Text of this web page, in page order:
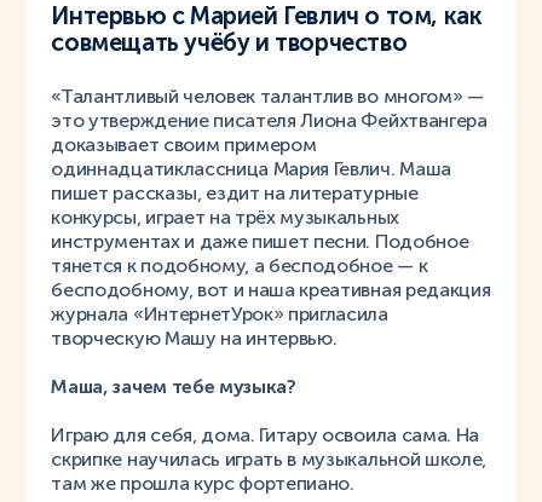
Интервью с Марией Гевлич о том, как
совмещать учёбу и творчество
«Талантливый человек талантлив во многом» —
это утверждение писателя Лиона Фейхтвангера
доказывает своим примером
одиннадцатиклассница Мария Гевлич. Маша
пишет рассказы, ездит на литературные
конкурсы, играет на трёх музыкальных
инструментах и даже пишет песни. Подобное
тянется к подобному, а бесподобное — к
бесподобному, вот и наша креативная редакция
журнала «ИнтернетУрок» пригласила
творческую Машу на интервью.
Маша, зачем тебе музыка?
Играю для себя, дома. Гитару освоила сама. На
скрипке научилась играть в музыкальной школе,
там же прошла курс фортепиано.